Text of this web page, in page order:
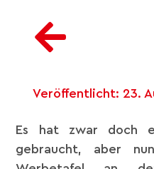
Veröffentlicht: 23.
Es hat zwar doch
gebraucht, aber